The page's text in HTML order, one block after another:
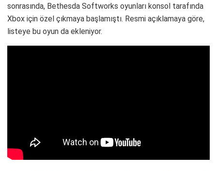
sonrasında, Bethesda Softworks oyunları konsol tarafında
Xbox için özel çıkmaya başlamıştı. Resmi açıklamaya göre,
listeye bu oyun da ekleniyor.